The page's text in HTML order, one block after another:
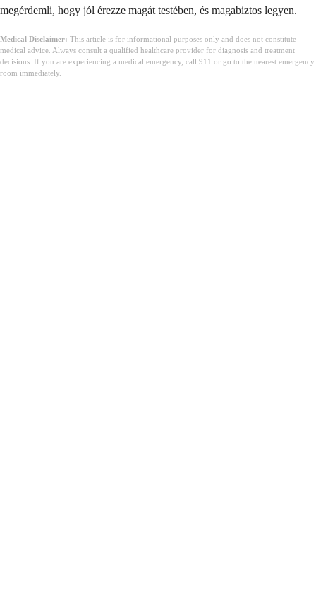
megérdemli, hogy jól érezze magát testében, és magabiztos legyen.
Medical Disclaimer: This article is for informational purposes only and does not constitute
medical advice. Always consult a qualified healthcare provider for diagnosis and treatment
decisions. If you are experiencing a medical emergency, call 911 or go to the nearest emergency
room immediately.